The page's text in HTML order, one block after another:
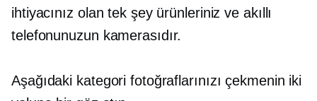
ihtiyacınız olan tek şey ürünleriniz ve akıllı
telefonunuzun kamerasıdır.
Aşağıdaki kategori fotoğraflarınızı çekmenin iki